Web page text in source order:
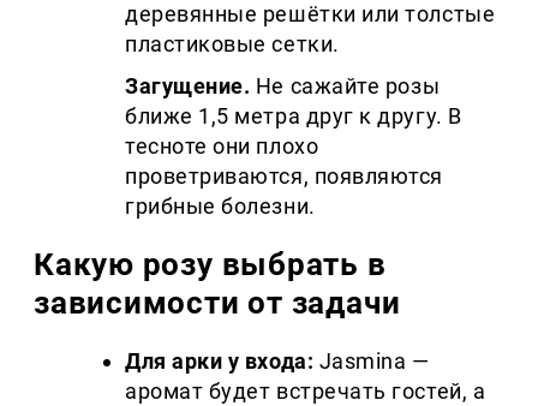
деревянные решётки или толстые
пластиковые сетки.
Загущение. Не сажайте розы
ближе 1,5 метра друг к другу. В
тесноте они плохо
проветриваются, появляются
грибные болезни.
Какую розу выбрать в
зависимости от задачи
Для арки у входа: Jasmina —
аромат будет встречать гостей, а